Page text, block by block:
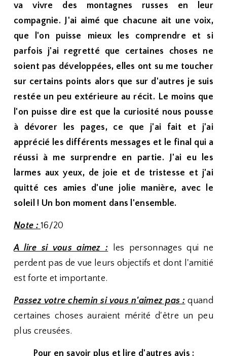
va vivre des montagnes russes en leur
compagnie. J'ai aimé que chacune ait une voix,
que l'on puisse mieux les comprendre et si
parfois j'ai regretté que certaines choses ne
soient pas développées, elles ont su me toucher
sur certains points alors que sur d'autres je suis
restée un peu extérieure au récit. Le moins que
l'on puisse dire est que la curiosité nous pousse
à dévorer les pages, ce que j'ai fait et j'ai
apprécié les différents messages et le final qui a
réussi à me surprendre en partie. J'ai eu les
larmes aux yeux, de joie et de tristesse et j'ai
quitté ces amies d'une jolie manière, avec le
soleil ! Un bon moment dans l'ensemble.
Note :16/20
A lire si vous aimez : les personnages qui ne
perdent pas de vue leurs objectifs et dont l'amitié
est forte et importante.
Passez votre chemin si vous n'aimez pas : quand
certaines choses auraient mérité d'être un peu
plus creusées.
Pour en savoir plus et lire d'autres avis :